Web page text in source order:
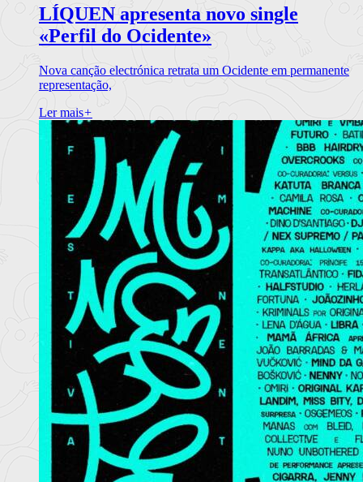
LÍQUEN apresenta novo single
«Perfil do Ocidente»
Nova canção electrónica retrata um Ocidente em permanente
representação,
Ler mais+